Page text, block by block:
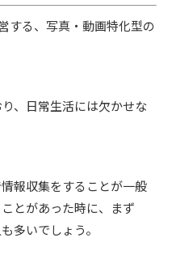
る、写真・動画特化型の
、日常生活には欠かせな
報収集をすることが一般
とがあった時に、まず
多いでしょう。